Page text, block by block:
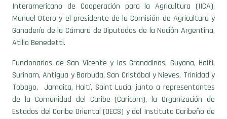
Funcionarios de San Vicente y las Granadinas, Guyana, Haití,
Surinam, Antigua y Barbuda, San Cristóbal y Nieves, Trinidad y
Tobago, Jamaica, Haití, Saint Lucía, junto a representantes
de la Comunidad del Caribe (Caricom), la Organización de
Investigación y Desarrollo de la Agricultura (CARDI) estuvieron
en San Nicolás para conocer las novedades que se exponen en
la muestra agroindustrial a campo más grande de
América. La comitiva fue recibida por autoridades de Clarín, La
Nación y Exponenciar con quienes compartieron la visita por la